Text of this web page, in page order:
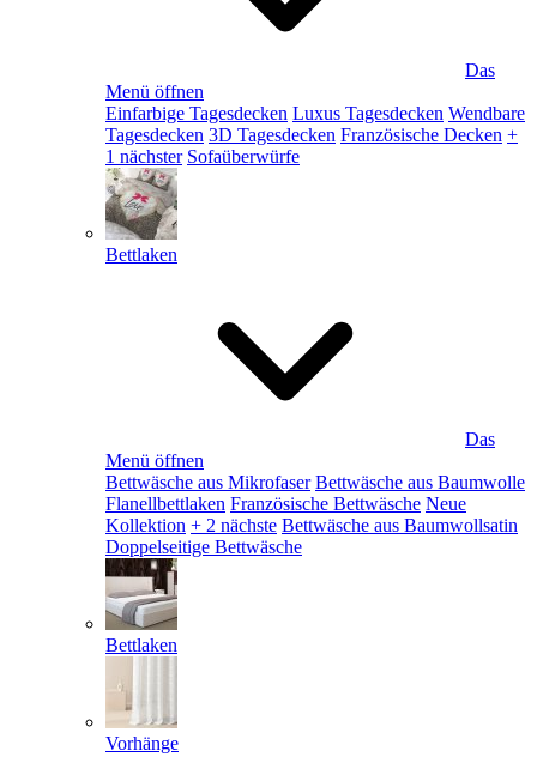
Das
Menü öffnen
Einfarbige Tagesdecken Luxus Tagesdecken Wendbare
Tagesdecken 3D Tagesdecken Französische Decken +
1 nächster Sofaüberwürfe
Bettlaken
Das
Menü öffnen
Bettwäsche aus Mikrofaser Bettwäsche aus Baumwolle
Flanellbettlaken Französische Bettwäsche Neue
Kollektion + 2 nächste Bettwäsche aus Baumwollsatin
Doppelseitige Bettwäsche
Bettlaken
Vorhänge